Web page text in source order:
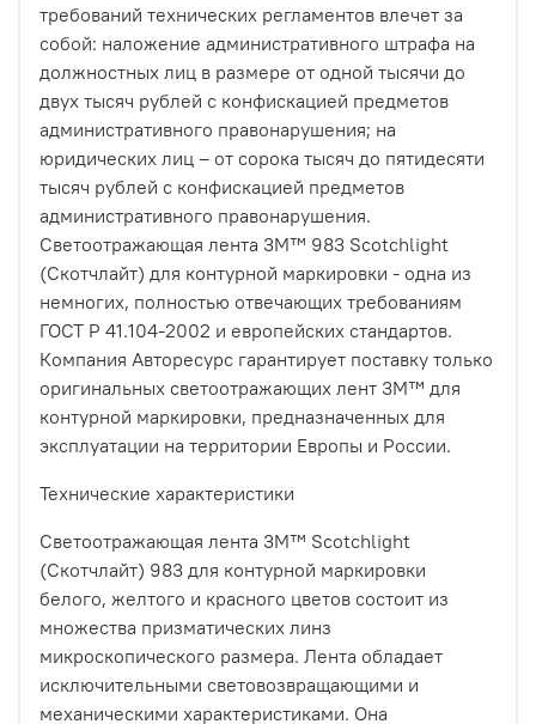
требований технических регламентов влечет за
собой: наложение административного штрафа на
должностных лиц в размере от одной тысячи до
двух тысяч рублей с конфискацией предметов
административного правонарушения; на
юридических лиц – от сорока тысяч до пятидесяти
тысяч рублей с конфискацией предметов
административного правонарушения.
Светоотражающая лента 3М™ 983 Scotchlight
(Скотчлайт) для контурной маркировки - одна из
немногих, полностью отвечающих требованиям
ГОСТ Р 41.104-2002 и европейских стандартов.
Компания Авторесурс гарантирует поставку только
оригинальных светоотражающих лент 3М™ для
контурной маркировки, предназначенных для
эксплуатации на территории Европы и России.
Технические характеристики
Cветоотражающая лента 3М™ Scotchlight
(Скотчлайт) 983 для контурной маркировки
белого, желтого и красного цветов состоит из
множества призматических линз
микроскопического размера. Лента обладает
исключительными световозвращающими и
механическими характеристиками. Она